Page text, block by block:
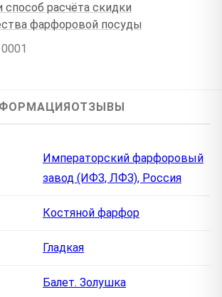
способ расчёта скидки
фарфоровой посуды
ОТЗЫВЫ
Императорский фарфоровый
завод (ИФЗ, ЛФЗ), Россия
Костяной фарфор
Гладкая
Балет. Золушка